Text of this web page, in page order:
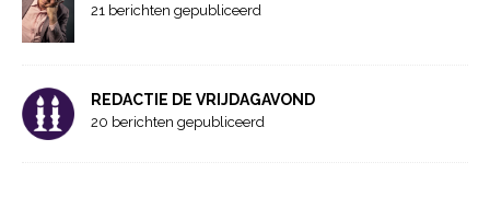
21 berichten gepubliceerd
REDACTIE DE VRIJDAGAVOND
20 berichten gepubliceerd